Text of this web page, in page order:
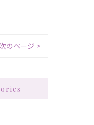
次のページ >